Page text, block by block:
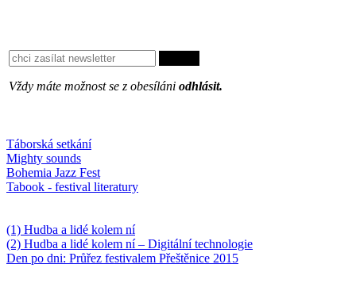
Vždy máte možnost se z obesíláni odhlásit.
Táborská setkání
Mighty sounds
Bohemia Jazz Fest
Tabook - festival literatury
(1) Hudba a lidé kolem ní
(2) Hudba a lidé kolem ní – Digitální technologie
Den po dni: Průřez festivalem Přeštěnice 2015